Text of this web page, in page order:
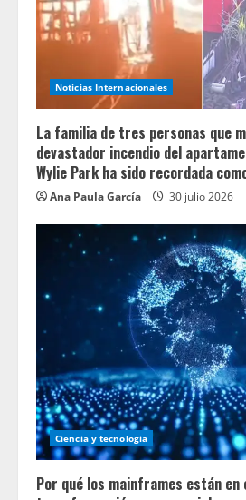
Noticias Internacionales
La familia de tres personas que
devastador incendio del
Wylie Park ha sido recordada
Ana Paula García 30 julio 2026
Ciencia y tecnologia
Por qué los mainframes están